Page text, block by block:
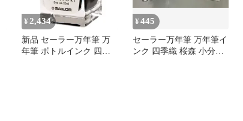
¥ 2,434
新品 セーラー万年筆 万
年筆 ボトルインク 四季
¥445
セーラー万年筆 万年筆イ
ンク 四季織 桜森 小分け